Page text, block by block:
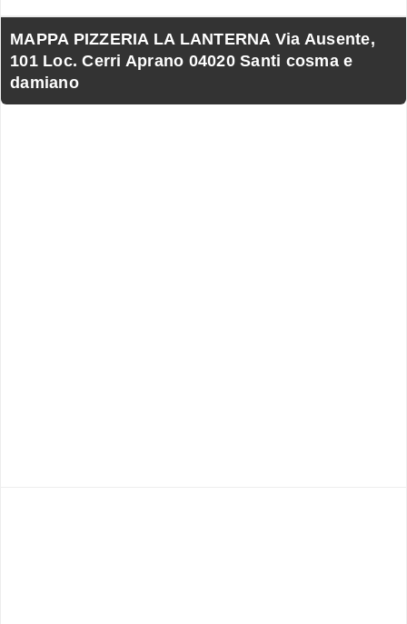
MAPPA PIZZERIA LA LANTERNA Via Ausente,
101 Loc. Cerri Aprano 04020 Santi cosma e
damiano